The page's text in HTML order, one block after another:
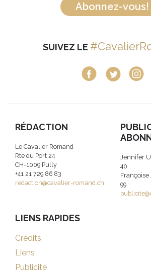
Abonnez-vous!
SUIVEZ LE
RÉDACTION
Le Cavalier Romand
Rte du Port 24
CH-1009 Pully
+41 21 729 86 83
redaction@cavalier-romand.ch
Jennifer
40
Françoise
99
LIENS RAPIDES
Crédits
Liens
Publicité